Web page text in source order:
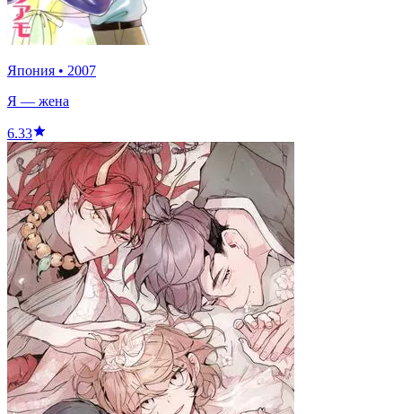
Япония • 2007
Я — жена
6.33